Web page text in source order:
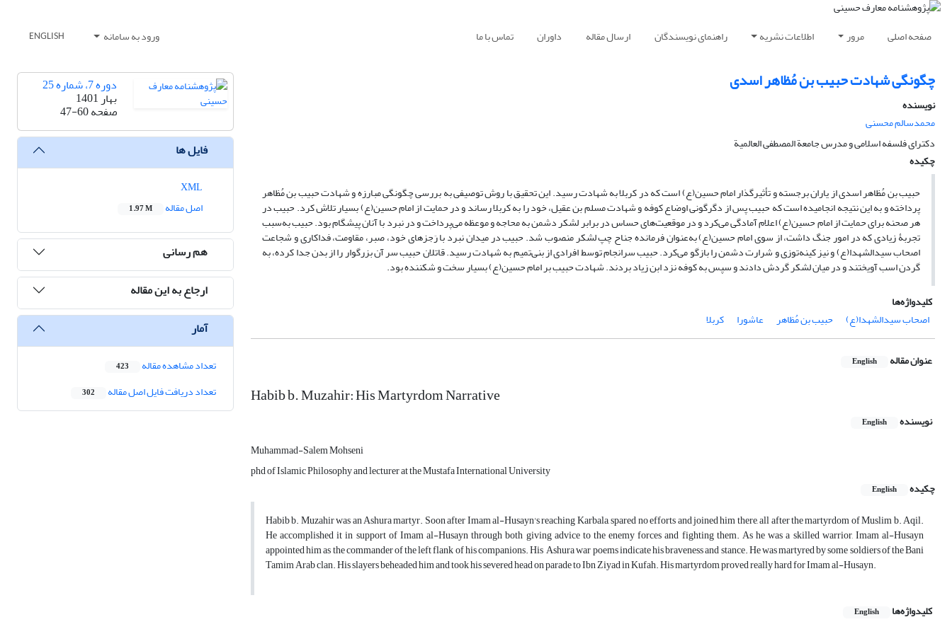
صفحه اصلی مرور اطلاعات نشریه راهنمای نویسندگان ارسال مقاله داوران تماس با ما ورود به سامانه ENGLISH
چگونگی شهادت حبیب بن مُظاهر اسدی
نویسنده
محمدسالم محسنی
دکترای فلسفه اسلامی و مدرس جامعة المصطفی العالمیة
چکیده
حبیب بن مُظاهر اسدی از یاران برجسته و تأثیرگذار امام حسین(ع) است که در کربلا به شهادت رسید. این تحقیق با روش توصیفی به بررسی چگونگی مبارزه و شهادت حبیب بن مُظاهر
پرداخته و به این نتیجه انجامیده است که حبیب پس از دگرگونی اوضاع کوفه و شهادت مسلم بن عقیل، خود را به کربلا رساند و در حمایت از امام حسین(ع) بسیار تلاش کرد. حبیب در
هر صحنه برای حمایت از امام حسین(ع) اعلام آمادگی می‌کرد و در موقعیت‌های حساس در برابر لشکر دشمن به محاجه و موعظه می‌پرداخت و در نبرد با آنان پیشگام بود. حبیب به‌سبب
تجربۀ زیادی که در امور جنگ داشت، از سوی امام حسین(ع) به‌عنوان فرمانده جناح چپ لشکر منصوب شد. حبیب در میدان نبرد با رَجزهای خود، صبر، مقاومت، فداکاری و شجاعت
اصحاب سیدالشهدا(ع) و نیز کینه‌توزی و شرارت دشمن را بازگو می‌کرد. حبیب سرانجام توسط افرادی از بنی‌تمیم به شهادت رسید. قاتلان حبیب سر آن بزرگوار را از بدن جدا کرده، به
گردن اسب آویختند و در میان لشکر گردش دادند و سپس به کوفه نزد ابن زیاد بردند. شهادت حبیب بر امام حسین(ع) بسیار سخت و شکننده بود.
کلیدواژه‌ها
اصحاب سیدالشهدا(ع)
حبیب بن مُظاهر عاشورا کربلا
عنوان مقاله English
Habib b. Muzahir: His Martyrdom Narrative
نویسنده English
Muhammad-Salem Mohseni
phd of Islamic Philosophy and lecturer at the Mustafa International University
چکیده
English
Habib b. Muzahir was an Ashura martyr. Soon after Imam al-Husayn's reaching Karbala, spared no efforts and joined him there, all after the martyrdom of Muslim b. Aqil.
He accomplished it in support of Imam al-Husayn through both giving advice to the enemy forces and fighting them. As he was a skilled warrior, Imam al-Husayn
appointed him as the commander of the left flank of his companions. His Ashura war poems indicate his braveness and stance. He was martyred by some soldiers of the Bani
Tamim Arab clan. His slayers beheaded him and took his severed head on parade to Ibn Ziyad in Kufah. His martyrdom proved really hard for Imam al-Husayn.
کلیدواژه‌ها English
دوره 7، شماره 25
بهار 1401
صفحه47-60
فایل ها
اصل مقاله
1.97 M
هم رسانی
ارجاع به این مقاله
آمار
تعداد مشاهده مقاله 423
تعداد دریافت فایل اصل مقاله 302